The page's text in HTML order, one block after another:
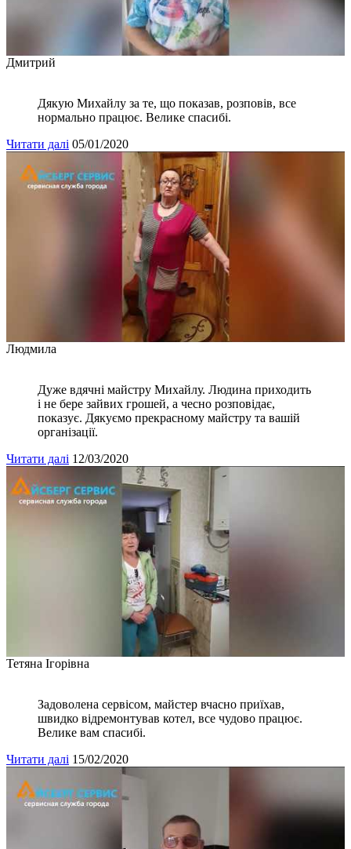
Дмитрий
Дякую Михайлу за те, що показав, розповів, все
нормально працює. Велике спасибі.
Читати далі 05/01/2020
Людмила
Дуже вдячні майстру Михайлу. Людина приходить
і не бере зайвих грошей, а чесно розповідає,
показує. Дякуємо прекрасному майстру та вашій
організації.
Читати далі 12/03/2020
Тетяна Ігорівна
Задоволена сервісом, майстер вчасно приїхав,
швидко відремонтував котел, все чудово працює.
Велике вам спасибі.
Читати далі 15/02/2020